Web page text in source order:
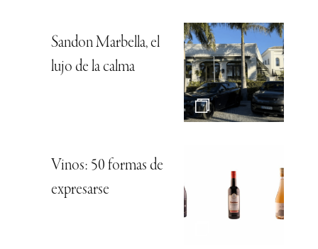
Sandon Marbella, el
lujo de la calma
Vinos: 50 formas de
expresarse